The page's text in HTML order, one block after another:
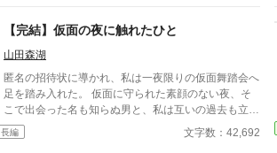
スに乗り込んできた。 受け取ろうとすると邪魔だと
だのだ。 医療従事者と思われるボサボサマスク男は
運転手の処置をして、月が文句を言う間もなく、救急
車に同乗して去ってしまった。 最悪の出会いをし、
二度と会いたくない相手の正体は⁇ 作品はフィクショ
います。
【完結】仮面の夜に触れたひと
山田森湖
匿名の招待状に導かれ、私は一夜限りの仮面舞踏会へ
足を踏み入れた。 仮面に守られた素顔のない夜、そ
こで出会った名も知らぬ男と、私は互いの過去も立場
も伏せたまま、抗えない引力に身を委ねる。 「今夜
だけ」——そう約束したはずの関係は、夜明けととも
長編 文字数：42,692